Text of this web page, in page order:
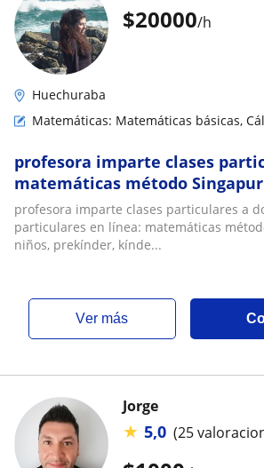
$20000/h
Huechuraba
Matemáticas: Matemáticas básicas,
profesora imparte clases
matemáticas método
profesora imparte clases particulares a
particulares en línea: matemáticas
niños, prekínder, kínde...
ver más
Jorge
★ 5,0 (25